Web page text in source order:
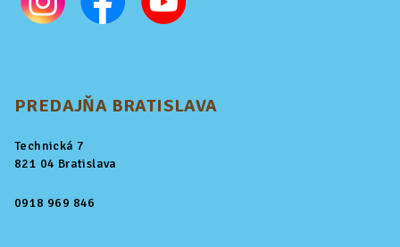
PREDAJŇA BRATISLAVA
Technická 7
821 04 Bratislava
0918 969 846